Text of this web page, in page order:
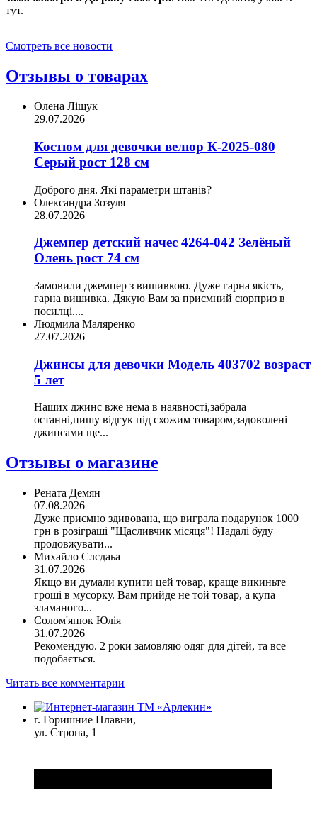
тут.
Смотреть все новости
Отзывы о товарах
Олена Ліщук
29.07.2026
Костюм для девочки велюр К-2025-080
Серый рост 128 см
Доброго дня. Які параметри штанів?
Олександра Зозуля
28.07.2026
Джемпер детский начес 4264-042 Зелёный
Олень рост 74 см
Замовили джемпер з вишивкою. Дуже гарна якість,
гарна вишивка. Дякую Вам за приємний сюрприз в
посилці....
Людмила Маляренко
27.07.2026
Джинсы для девочки Модель 403702 возраст
5 лет
Наших джинс вже нема в наявності,забрала
останні,пишу відгук під схожим товаром,задоволені
джинсами ще...
Отзывы о магазине
Рената Демян
07.08.2026
Дуже приємно здивована, що виграла подарунок 1000
грн в розіграші "Щасливчик місяця"! Надалі буду
продовжувати...
Михайло Слсдаьа
31.07.2026
Якщо ви думали купити цей товар, краще викиньте
гроші в мусорку. Вам прийде не той товар, а купа
зламаного...
Солом'янюк Юлія
31.07.2026
Рекомендую. 2 роки замовляю одяг для дітей, та все
подобається.
Читать все комментарии
г. Горишние Плавни,
ул. Строна, 1